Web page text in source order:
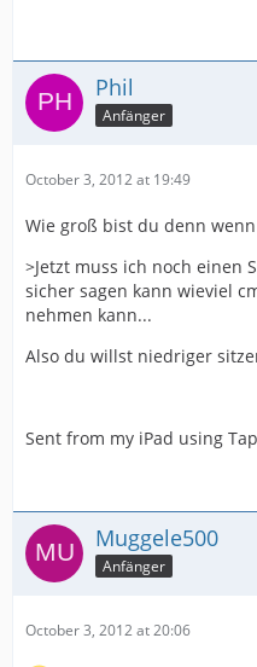
Phil
Anfänger
October 3, 2012 at 19:49
Wie groß bist du denn
>Jetzt muss ich noch einen
sicher sagen kann wieviel
nehmen kann...
Also du willst niedriger
Sent from my iPad using
Muggele500
Anfänger
October 3, 2012 at 20:06